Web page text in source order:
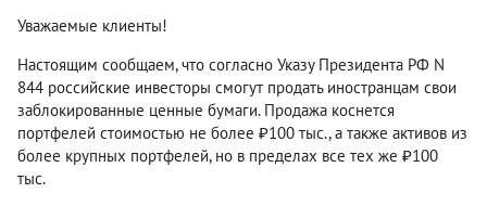
Уважаемые клиенты!
Настоящим сообщаем, что согласно Указу Президента РФ N
844 российские инвесторы смогут продать иностранцам свои
заблокированные ценные бумаги. Продажа коснется
портфелей стоимостью не более ₽100 тыс., а также активов из
более крупных портфелей, но в пределах все тех же ₽100
тыс.